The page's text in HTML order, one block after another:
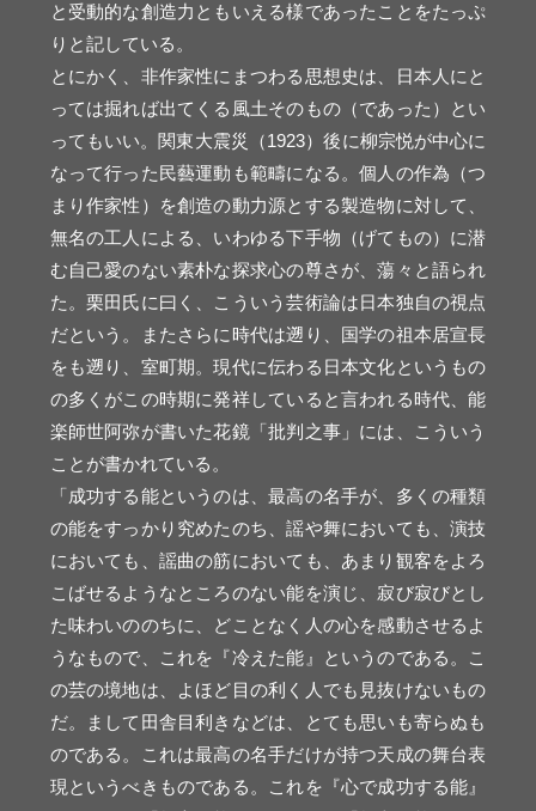
と受動的な創造力ともいえる様であったことをたっぷ
りと記している。
とにかく、非作家性にまつわる思想史は、日本人にと
っては掘れば出てくる風土そのもの（であった）とい
ってもいい。関東大震災（1923）後に柳宗悦が中心に
なって行った民藝運動も範疇になる。個人の作為（つ
まり作家性）を創造の動力源とする製造物に対して、
無名の工人による、いわゆる下手物（げてもの）に潜
む自己愛のない素朴な探求心の尊さが、蕩々と語られ
た。栗田氏に曰く、こういう芸術論は日本独自の視点
だという。またさらに時代は遡り、国学の祖本居宣長
をも遡り、室町期。現代に伝わる日本文化というもの
の多くがこの時期に発祥していると言われる時代、能
楽師世阿弥が書いた花鏡「批判之事」には、こういう
ことが書かれている。
「成功する能というのは、最高の名手が、多くの種類
の能をすっかり究めたのち、謡や舞においても、演技
においても、謡曲の筋においても、あまり観客をよろ
こばせるようなところのない能を演じ、寂び寂びとし
た味わいののちに、どことなく人の心を感動させるよ
うなもので、これを『冷えた能』というのである。こ
の芸の境地は、よほど目の利く人でも見抜けないもの
だ。まして田舎目利きなどは、とても思いも寄らぬも
のである。これは最高の名手だけが持つ天成の舞台表
現というべきものである。これを『心で成功する能』